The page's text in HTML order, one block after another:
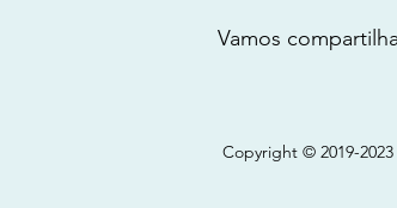
Vamos
Copyright © 2019-